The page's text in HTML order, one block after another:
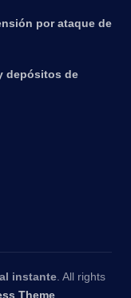
por ataque de
depósitos de
instante . All rights
Theme